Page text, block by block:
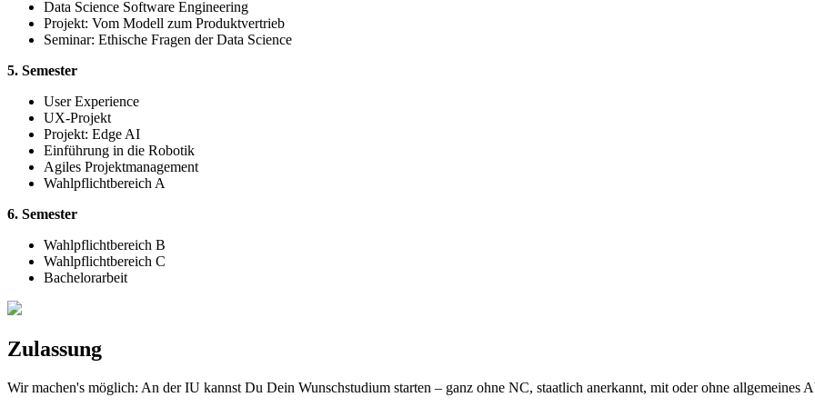
Data Science Software Engineering
Projekt: Vom Modell zum Produktvertrieb
Seminar: Ethische Fragen der Data Science
5. Semester
User Experience
UX-Projekt
Projekt: Edge AI
Einführung in die Robotik
Agiles Projektmanagement
Wahlpflichtbereich A
6. Semester
Wahlpflichtbereich B
Wahlpflichtbereich C
Bachelorarbeit
Zulassung
Wir machen's möglich: An der IU kannst Du Dein Wunschstudium starten – ganz ohne NC, staatlich anerkannt, mit oder ohne allgemeines